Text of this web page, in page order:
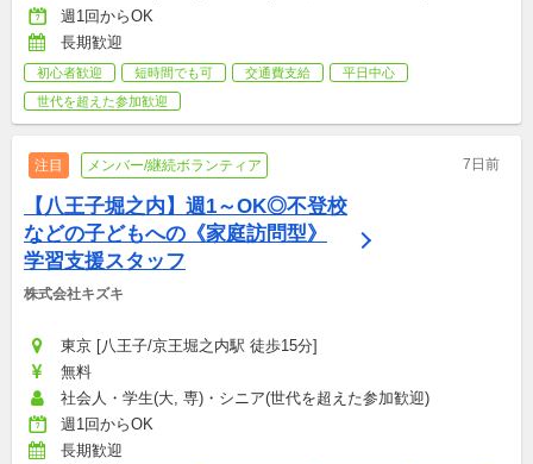
週1回からOK
長期歓迎
初心者歓迎 短時間でも可 交通費支給
平日中心
世代を超えた参加歓迎
注目 メンバー/継続ボランティア 7日前
【八王子堀之内】週1～OK◎不登校
などの子どもへの《家庭訪問型》
学習支援スタッフ
株式会社キズキ
東京 [八王子/京王堀之内駅 徒歩15分]
無料
社会人・学生(大, 専)・シニア(世代を超えた参加歓迎)
週1回からOK
長期歓迎